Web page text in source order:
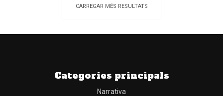
CARREGAR MÉS RESULTATS
Categories principals
Narrativa